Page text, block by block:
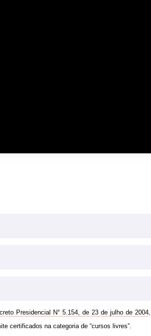
Presidencial N° 5.154, de 23 de julho de 2004
certificados na categoria de “cursos livres”.